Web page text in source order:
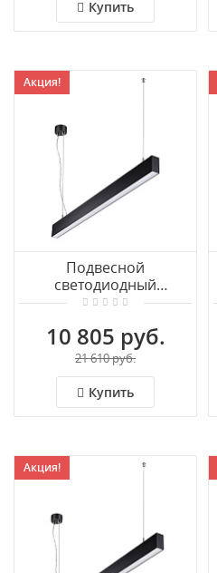
Купить
Акция!
Подвесной
светодиодный
светильник NOVOTECH
10 805 руб.
21 610 руб.
Купить
Акция!